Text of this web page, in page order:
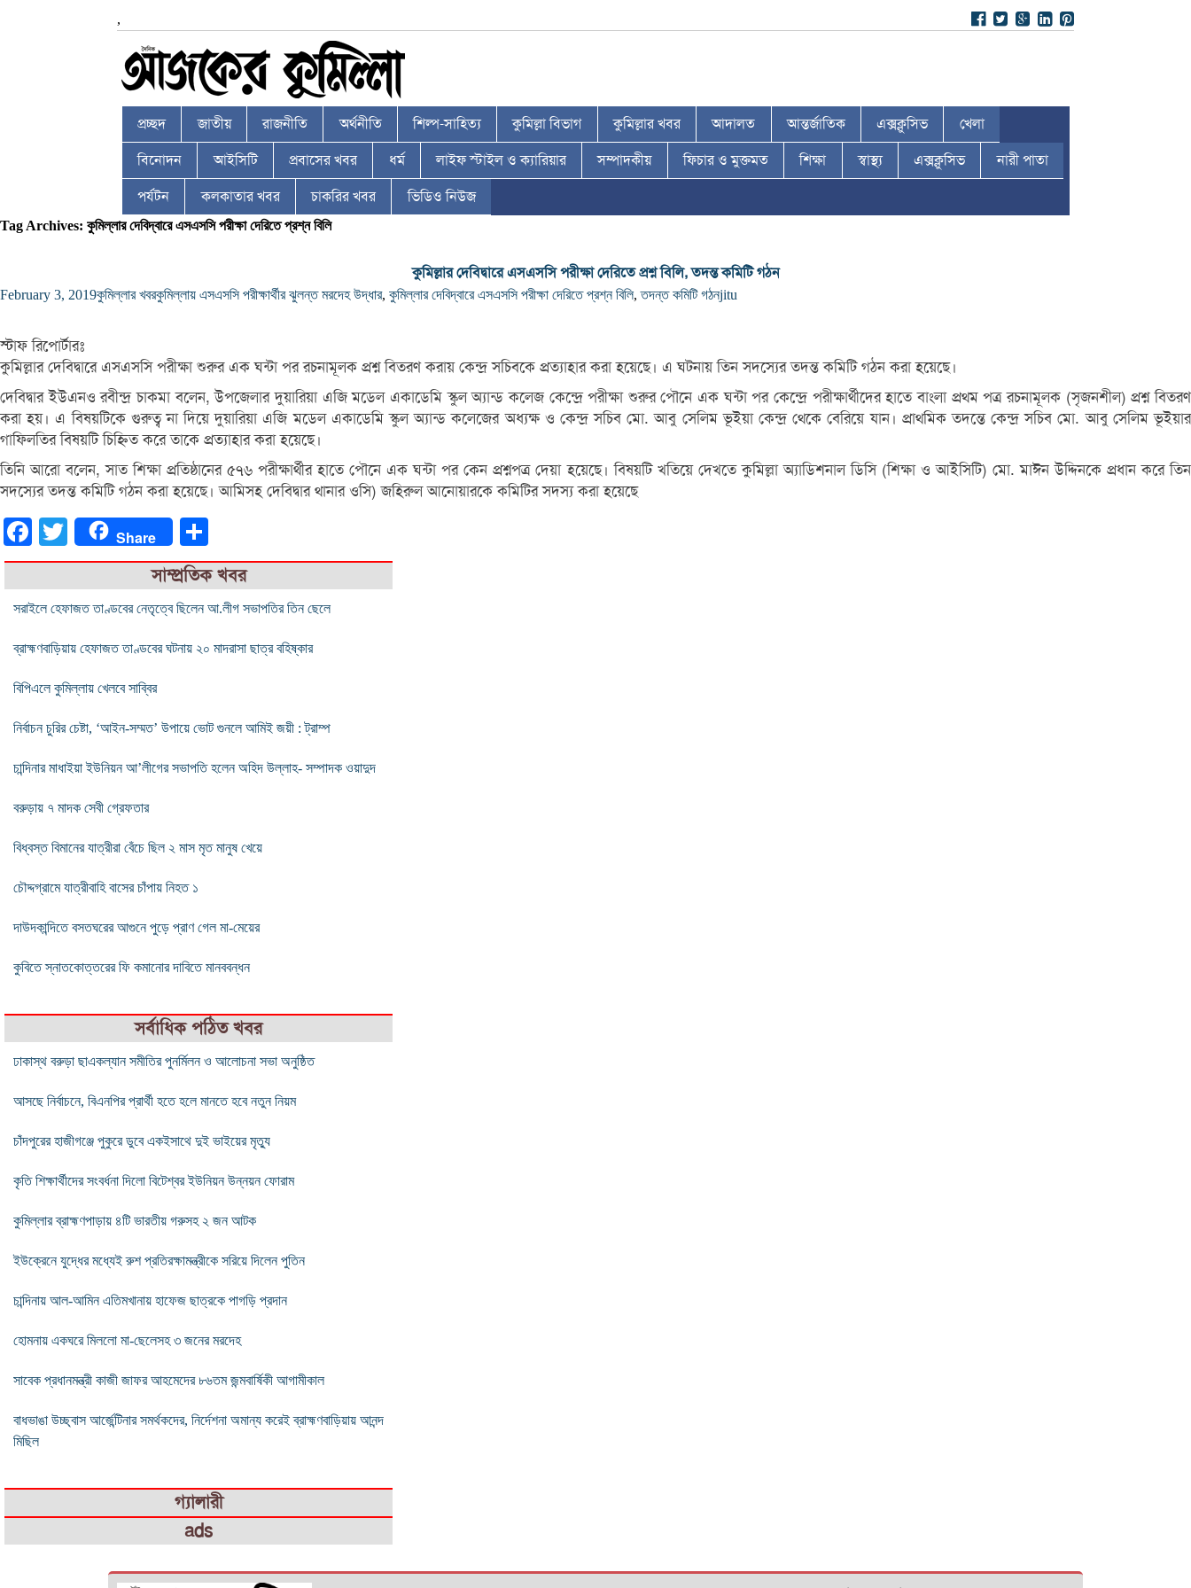
,
প্রচ্ছদ জাতীয় রাজনীতি অর্থনীতি শিল্প-সাহিত্য কুমিল্লা বিভাগ কুমিল্লার খবর আদালত আন্তর্জাতিক এক্সক্লুসিভ খেলা
বিনোদন আইসিটি প্রবাসের খবর ধর্ম লাইফ স্টাইল ও ক্যারিয়ার সম্পাদকীয় ফিচার ও মুক্তমত শিক্ষা স্বাস্থ্য এক্সক্লুসিভ নারী পাতা
পর্যটন কলকাতার খবর চাকরির খবর ভিডিও নিউজ
Tag Archives: কুমিল্লার দেবিদ্বারে এসএসসি পরীক্ষা দেরিতে প্রশ্ন বিলি
কুমিল্লার দেবিদ্বারে এসএসসি পরীক্ষা দেরিতে প্রশ্ন বিলি, তদন্ত কমিটি গঠন
February 3, 2019কুমিল্লার খবরকুমিল্লায় এসএসসি পরীক্ষার্থীর ঝুলন্ত মরদেহ উদ্ধার, কুমিল্লার দেবিদ্বারে এসএসসি পরীক্ষা দেরিতে প্রশ্ন বিলি,তদন্ত কমিটি গঠনjitu
স্টাফ রিপোর্টারঃ
কুমিল্লার দেবিদ্বারে এসএসসি পরীক্ষা শুরুর এক ঘন্টা পর রচনামূলক প্রশ্ন বিতরণ করায় কেন্দ্র সচিবকে প্রত্যাহার করা হয়েছে। এ ঘটনায় তিন সদস্যের তদন্ত কমিটি গঠন করা হয়েছে।
দেবিদ্বার ইউএনও রবীন্দ্র চাকমা বলেন, উপজেলার দুয়ারিয়া এজি মডেল একাডেমি স্কুল অ্যান্ড কলেজ কেন্দ্রে পরীক্ষা শুরুর পৌনে এক ঘন্টা পর কেন্দ্রে পরীক্ষার্থীদের হাতে বাংলা প্রথম পত্র রচনামূলক (সৃজনশীল) প্রশ্ন বিতরণ
করা হয়। এ বিষয়টিকে গুরুত্ব না দিয়ে দুয়ারিয়া এজি মডেল একাডেমি স্কুল অ্যান্ড কলেজের অধ্যক্ষ ও কেন্দ্র সচিব মো. আবু সেলিম ভূইয়া কেন্দ্র থেকে বেরিয়ে যান। প্রাথমিক তদন্তে কেন্দ্র সচিব মো. আবু সেলিম ভূইয়ার
গাফিলতির বিষয়টি চিহ্নিত করে তাকে প্রত্যাহার করা হয়েছে।
তিনি আরো বলেন, সাত শিক্ষা প্রতিষ্ঠানের ৫৭৬ পরীক্ষার্থীর হাতে পৌনে এক ঘন্টা পর কেন প্রশ্নপত্র দেয়া হয়েছে। বিষয়টি খতিয়ে দেখতে কুমিল্লা অ্যাডিশনাল ডিসি (শিক্ষা ও আইসিটি) মো. মাঈন উদ্দিনকে প্রধান করে তিন
সদস্যের তদন্ত কমিটি গঠন করা হয়েছে। আমিসহ দেবিদ্বার থানার ওসি) জহিরুল আনোয়ারকে কমিটির সদস্য করা হয়েছে
FacebookTwitter Share
সাম্প্রতিক খবর
সরাইলে হেফাজত তাণ্ডবের নেতৃত্বে ছিলেন আ.লীগ সভাপতির তিন ছেলে
ব্রাহ্মণবাড়িয়ায় হেফাজত তাণ্ডবের ঘটনায় ২০ মাদরাসা ছাত্র বহিষ্কার
বিপিএলে কুমিল্লায় খেলবে সাব্বির
নির্বাচন চুরির চেষ্টা, ‘আইন-সম্মত’ উপায়ে ভোট গুনলে আমিই জয়ী : ট্রাম্প
চান্দিনার মাধাইয়া ইউনিয়ন আ’লীগের সভাপতি হলেন অহিদ উল্লাহ- সম্পাদক ওয়াদুদ
বরুড়ায় ৭ মাদক সেবী গ্রেফতার
বিধ্বস্ত বিমানের যাত্রীরা বেঁচে ছিল ২ মাস মৃত মানুষ খেয়ে
চৌদ্দগ্রামে যাত্রীবাহি বাসের চাঁপায় নিহত ১
দাউদকান্দিতে বসতঘরের আগুনে পুড়ে প্রাণ গেল মা-মেয়ের
কুবিতে স্নাতকোত্তরের ফি কমানোর দাবিতে মানববন্ধন
সর্বাধিক পঠিত খবর
ঢাকাস্থ বরুড়া ছাএকল্যান সমীতির পুনর্মিলন ও আলোচনা সভা অনুষ্ঠিত
আসছে নির্বাচনে, বিএনপির প্রার্থী হতে হলে মানতে হবে নতুন নিয়ম
চাঁদপুরের হাজীগঞ্জে পুকুরে ডুবে একইসাথে দুই ভাইয়ের মৃত্যু
কৃতি শিক্ষার্থীদের সংবর্ধনা দিলো বিটেশ্বর ইউনিয়ন উন্নয়ন ফোরাম
কুমিল্লার ব্রাহ্মণপাড়ায় ৪টি ভারতীয় গরুসহ ২ জন আটক
ইউক্রেনে যুদ্ধের মধ্যেই রুশ প্রতিরক্ষামন্ত্রীকে সরিয়ে দিলেন পুতিন
চান্দিনায় আল-আমিন এতিমখানায় হাফেজ ছাত্রকে পাগড়ি প্রদান
হোমনায় একঘরে মিললো মা-ছেলেসহ ৩ জনের মরদেহ
সাবেক প্রধানমন্ত্রী কাজী জাফর আহমেদের ৮৬তম জন্মবার্ষিকী আগামীকাল
বাধভাঙা উচ্ছ্বাস আর্জেন্টিনার সমর্থকদের, নির্দেশনা অমান্য করেই ব্রাহ্মণবাড়িয়ায় আনন্দ
মিছিল
গ্যালারী
ads